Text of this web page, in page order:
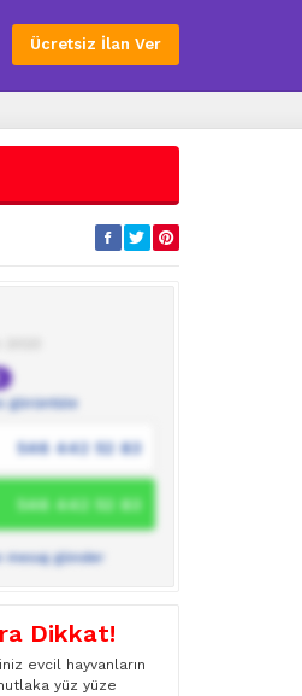
Ücretsiz İlan Ver
görüntüle
546 442 52 83
546 442 52 83
mesaj gönder
Dikkat!
evcil hayvanların
yüz yüze